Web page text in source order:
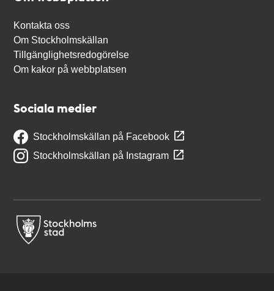
Kontakta oss
Om Stockholmskällan
Tillgänglighetsredogörelse
Om kakor på webbplatsen
Sociala medier
Stockholmskällan på Facebook
Stockholmskällan på Instagram